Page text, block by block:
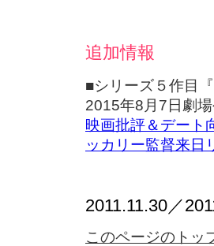
追加情報
■シリーズ５作目
2015年8月7日劇
映画批評＆デート
ッカリー監督来日
2011.11.30／
このページのトッ